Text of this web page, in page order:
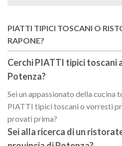
PIATTI TIPICI TOSCANI O
RAPONE?
Cerchi PIATTI tipici toscani
Potenza?
Sei un appassionato della cucina
PIATTI tipici toscani o vorresti
provati prima?
Sei alla ricerca di un